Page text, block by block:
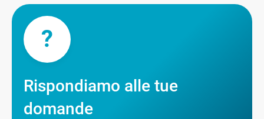
?
Rispondiamo alle tue
domande